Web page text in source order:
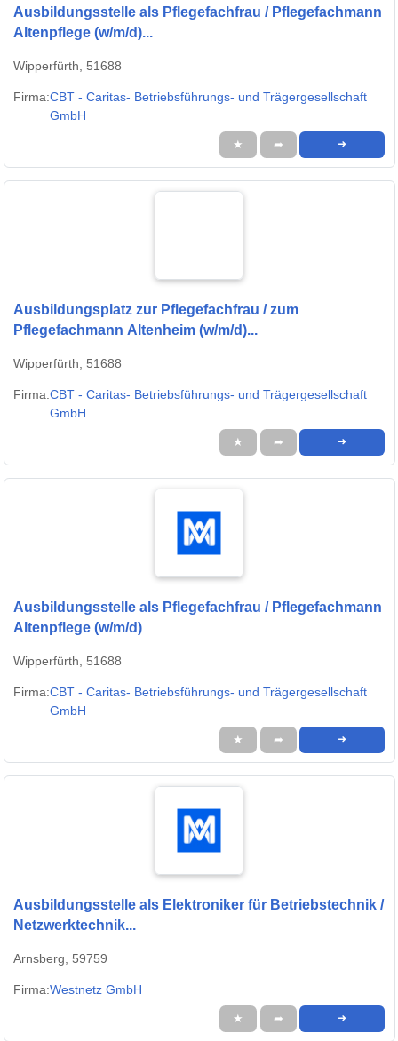
Ausbildungsstelle als Pflegefachfrau / Pflegefachmann
Altenpflege (w/m/d)...
Wipperfürth, 51688
Firma:CBT - Caritas- Betriebsführungs- und Trägergesellschaft
GmbH
★ ➦ ➜
Ausbildungsplatz zur Pflegefachfrau / zum
Pflegefachmann Altenheim (w/m/d)...
Wipperfürth, 51688
Firma:CBT - Caritas- Betriebsführungs- und Trägergesellschaft
GmbH
★ ➦ ➜
Ausbildungsstelle als Pflegefachfrau / Pflegefachmann
Altenpflege (w/m/d)
Wipperfürth, 51688
Firma:CBT - Caritas- Betriebsführungs- und Trägergesellschaft
GmbH
★ ➦ ➜
Ausbildungsstelle als Elektroniker für Betriebstechnik /
Netzwerktechnik...
Arnsberg, 59759
Firma:Westnetz GmbH
★ ➦ ➜